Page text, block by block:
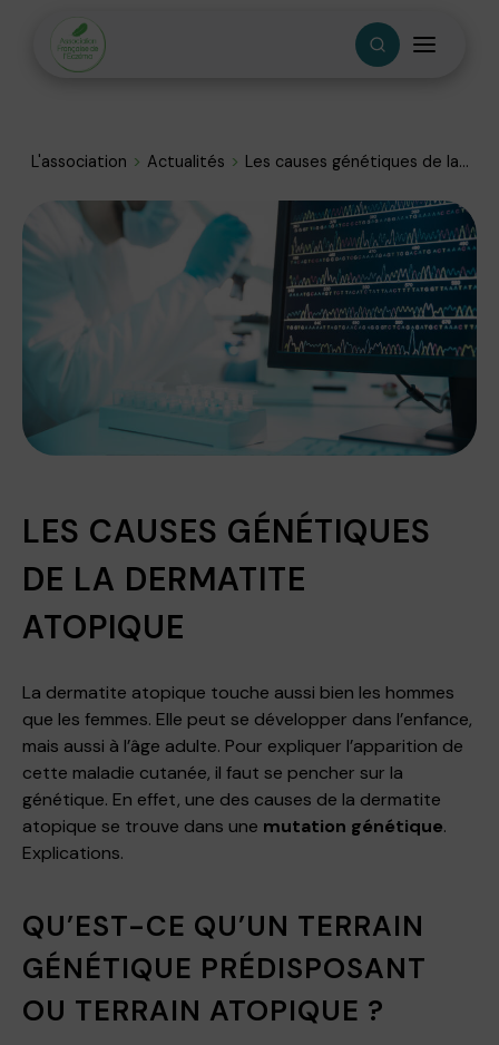
L'association Actualités Les causes génétiques de la...
LES CAUSES GÉNÉTIQUES
DE LA DERMATITE
ATOPIQUE
La dermatite atopique touche aussi bien les hommes
que les femmes. Elle peut se développer dans l’enfance,
mais aussi à l’âge adulte. Pour expliquer l’apparition de
cette maladie cutanée, il faut se pencher sur la
génétique. En effet, une des causes de la dermatite
atopique se trouve dans une mutation génétique.
Explications.
QU’EST-CE QU’UN TERRAIN
GÉNÉTIQUE PRÉDISPOSANT
OU TERRAIN ATOPIQUE ?